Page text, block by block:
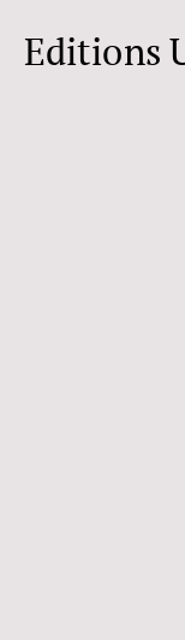
Editions